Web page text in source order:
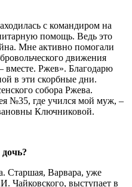
с командиром на
помощь. Ведь это
Мне активно помогали
движения
Ржев». Благодарю
в эти скорбные дни.
собора Ржева.
№35, где учился мой муж, –
Ключниковой.
Старшая, Варвара, уже
Чайковского, выступает в